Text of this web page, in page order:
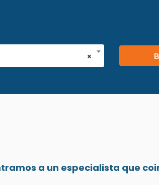
×
a un especialista que